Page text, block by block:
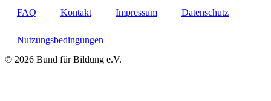
FAQ Kontakt Impressum Datenschutz
Nutzungsbedingungen
© 2026 Bund für Bildung e.V.